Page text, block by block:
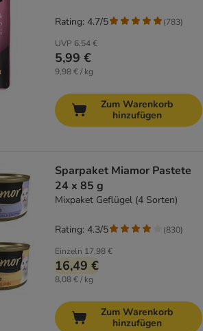
UVP 6,54 €
5,99 €
9,98 € / kg
Rating: 4.7/5 (783)
Zum Warenkorb
hinzufügen
Sparpaket Miamor Pastete
24 x 85 g
Mixpaket Geflügel (4 Sorten)
Einzeln 17,98 €
16,49 €
8,08 € / kg
Rating: 4.3/5 (830)
Zum Warenkorb
hinzufügen